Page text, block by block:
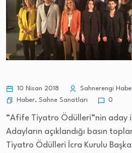
10 Nisan 2018
Sahnerengi
Haber, Sahne Sanatları 0
“Afife Tiyatro Ödülleri”nin aday
Adayların açıklandığı basın
Tiyatro Ödülleri İcra Kurulu